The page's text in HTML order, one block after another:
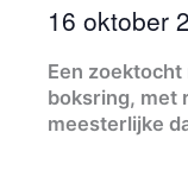
16 oktober
Een
boksring, met
meesterlijke